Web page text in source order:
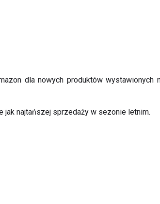
dla nowych produktów
najtańszej sprzedaży w sezonie letnim.